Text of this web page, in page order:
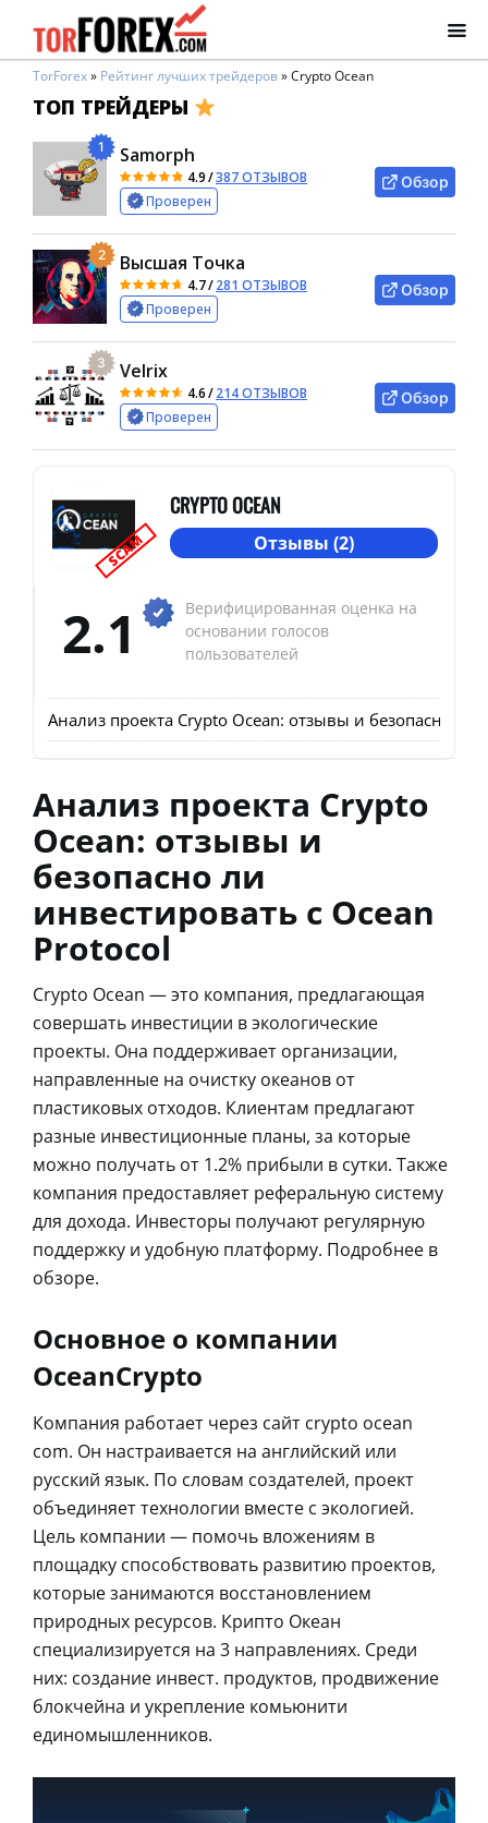
TorForex» Рейтинг лучших трейдеров»Crypto Ocean
ТОП ТРЕЙДЕРЫ
1 Samorph
4.9/387 ОТЗЫВОВ
Проверен
Обзор
2 Высшая Точка
4.7/281 ОТЗЫВОВ
Проверен
Обзор
3 Velrix
4.6/214 ОТЗЫВОВ
Проверен
Обзор
SCAM
CRYPTO OCEAN
Отзывы (2)
2.1
Верифицированная оценка на
основании голосов
пользователей
Анализ проекта Crypto Ocean: отзывы и безопасно ли
Анализ проекта Crypto
Ocean: отзывы и
безопасно ли
инвестировать с Ocean
Protocol
Crypto Ocean — это компания, предлагающая
совершать инвестиции в экологические
проекты. Она поддерживает организации,
направленные на очистку океанов от
пластиковых отходов. Клиентам предлагают
разные инвестиционные планы, за которые
можно получать от 1.2% прибыли в сутки. Также
компания предоставляет реферальную систему
для дохода. Инвесторы получают регулярную
поддержку и удобную платформу. Подробнее в
обзоре.
Основное о компании
OceanCrypto
Компания работает через сайт crypto ocean
com. Он настраивается на английский или
русский язык. По словам создателей, проект
объединяет технологии вместе с экологией.
Цель компании — помочь вложениям в
площадку способствовать развитию проектов,
которые занимаются восстановлением
природных ресурсов. Крипто Океан
специализируется на 3 направлениях. Среди
них: создание инвест. продуктов, продвижение
блокчейна и укрепление комьюнити
единомышленников.